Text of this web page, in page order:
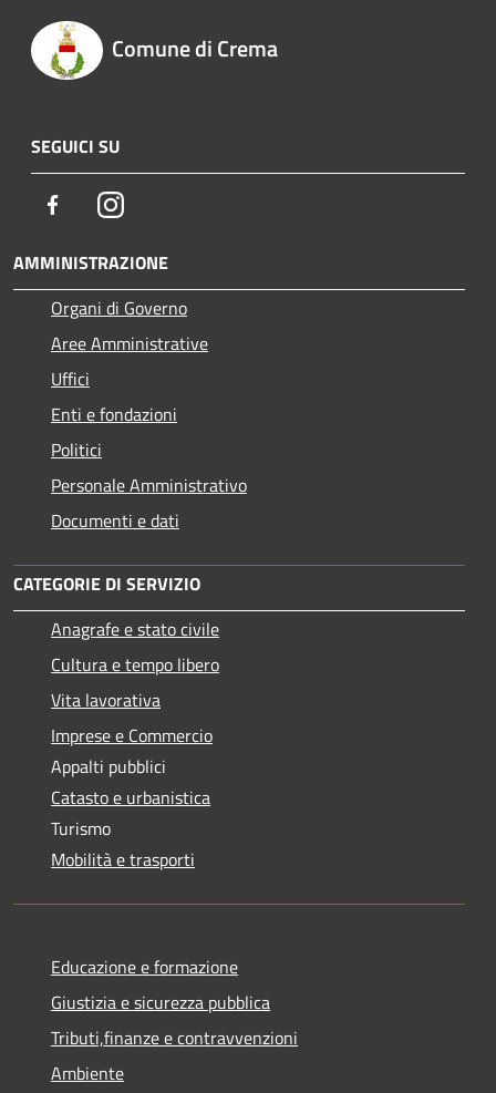
Comune di Crema
SEGUICI SU
FacebookInstagram
AMMINISTRAZIONE
Organi di Governo
Aree Amministrative
Uffici
Enti e fondazioni
Politici
Personale Amministrativo
Documenti e dati
CATEGORIE DI SERVIZIO
Anagrafe e stato civile
Cultura e tempo libero
Vita lavorativa
Imprese e Commercio
Appalti pubblici
Catasto e urbanistica
Turismo
Mobilità e trasporti
Educazione e formazione
Giustizia e sicurezza pubblica
Tributi,finanze e contravvenzioni
Ambiente